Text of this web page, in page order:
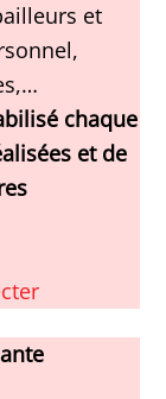
et
chaque
et de